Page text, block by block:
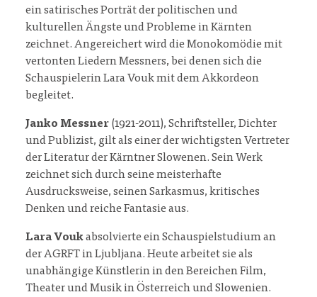
ein satirisches Porträt der politischen und
kulturellen Ängste und Probleme in Kärnten
zeichnet. Angereichert wird die Monokomödie mit
vertonten Liedern Messners, bei denen sich die
Schauspielerin Lara Vouk mit dem Akkordeon
begleitet.
Janko Messner (1921-2011), Schriftsteller, Dichter
und Publizist, gilt als einer der wichtigsten Vertreter
der Literatur der Kärntner Slowenen. Sein Werk
zeichnet sich durch seine meisterhafte
Ausdrucksweise, seinen Sarkasmus, kritisches
Denken und reiche Fantasie aus.
Lara Voukabsolvierte ein Schauspielstudium an
der AGRFT in Ljubljana. Heute arbeitet sie als
unabhängige Künstlerin in den Bereichen Film,
Theater und Musik in Österreich und Slowenien.